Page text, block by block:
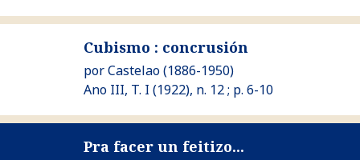
Ver Cubismo : concrusión
Cubismo : concrusión
porCastelao(1886-1950)
Ano III, T. I (1922), n. 12 ; p. 6-10
Ver Pra facer un feitizo...
Pra facer un feitizo...